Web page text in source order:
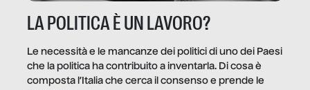
LA POLITICA È UN LAVORO?
Le necessità e le mancanze dei politici di uno dei Paesi
che la politica ha contribuito a inventarla. Di cosa è
composta l’Italia che cerca il consenso e prende le